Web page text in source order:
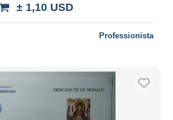
± 1,10 USD
Professionista